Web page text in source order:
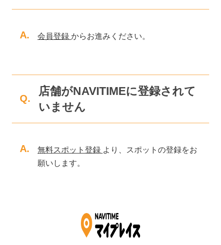
A. 会員登録 からお進みください。
Q.
店舗がNAVITIMEに登録されて
いません
A. 無料スポット登録 より、スポットの登録をお
願いします。